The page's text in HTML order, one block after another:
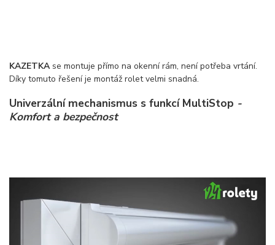
KAZETKAse montuje přímo na okenní rám, není potřeba vrtání.
Díky tomuto řešení je montáž rolet velmi snadná.
Univerzální mechanismus s funkcí MultiStop -
Komfort a bezpečnost